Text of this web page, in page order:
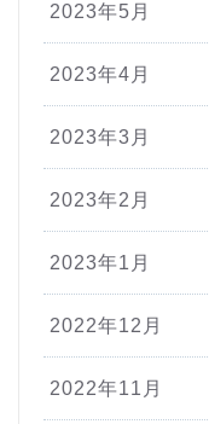
2023年5月
2023年4月
2023年3月
2023年2月
2023年1月
2022年12月
2022年11月